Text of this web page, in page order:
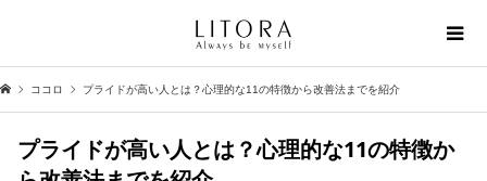
ココロ プライドが高い人とは？心理的な11の特徴から改善法までを紹介
プライドが高い人とは？心理的な11の特徴か